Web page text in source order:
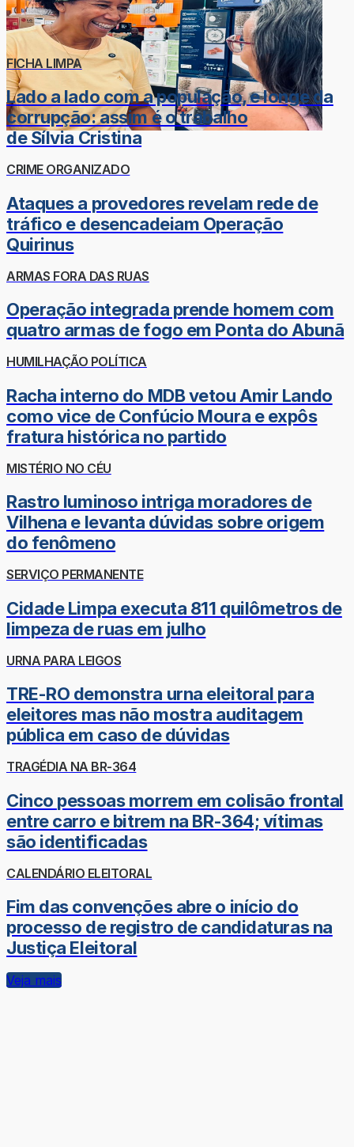
FICHA LIMPA
Lado a lado com a população, e longe da
corrupção: assim é o trabalho
de Sílvia Cristina
CRIME ORGANIZADO
Ataques a provedores revelam rede de
tráfico e desencadeiam Operação
Quirinus
ARMAS FORA DAS RUAS
Operação integrada prende homem com
quatro armas de fogo em Ponta do Abunã
HUMILHAÇÃO POLÍTICA
Racha interno do MDB vetou Amir Lando
como vice de Confúcio Moura e expôs
fratura histórica no partido
MISTÉRIO NO CÉU
Rastro luminoso intriga moradores de
Vilhena e levanta dúvidas sobre origem
do fenômeno
SERVIÇO PERMANENTE
Cidade Limpa executa 811 quilômetros de
limpeza de ruas em julho
URNA PARA LEIGOS
TRE-RO demonstra urna eleitoral para
eleitores mas não mostra auditagem
pública em caso de dúvidas
TRAGÉDIA NA BR-364
Cinco pessoas morrem em colisão frontal
entre carro e bitrem na BR-364; vítimas
são identificadas
CALENDÁRIO ELEITORAL
Fim das convenções abre o início do
processo de registro de candidaturas na
Justiça Eleitoral
Veja mais